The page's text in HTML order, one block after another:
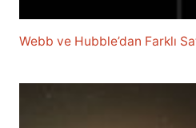
Webb ve Hubble’dan Farklı